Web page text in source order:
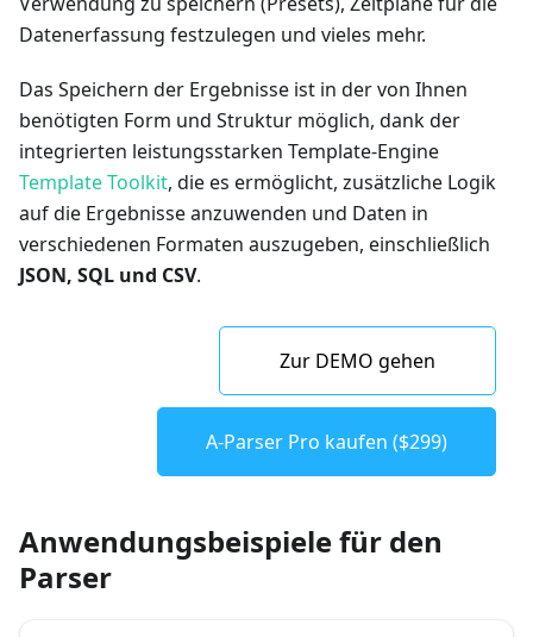
Datenerfassung festzulegen und vieles mehr.
Das Speichern der Ergebnisse ist in der von Ihnen
benötigten Form und Struktur möglich, dank der
integrierten leistungsstarken Template-Engine
Template Toolkit, die es ermöglicht, zusätzliche Logik
auf die Ergebnisse anzuwenden und Daten in
verschiedenen Formaten auszugeben, einschließlich
JSON, SQL und CSV.
Zur DEMO gehen
A-Parser Pro kaufen ($299)
Anwendungsbeispiele für den
Parser